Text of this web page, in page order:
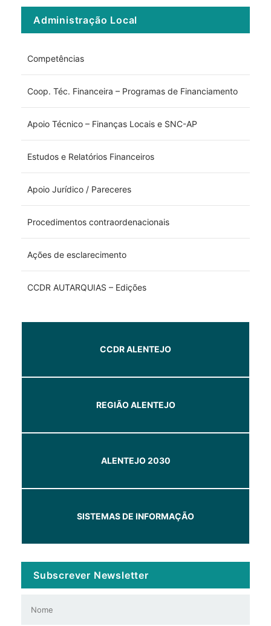
Administração Local
Competências
Coop. Téc. Financeira – Programas de Financiamento
Apoio Técnico – Finanças Locais e SNC-AP
Estudos e Relatórios Financeiros
Apoio Jurídico / Pareceres
Procedimentos contraordenacionais
Ações de esclarecimento
CCDR AUTARQUIAS – Edições
CCDR ALENTEJO
REGIÃO ALENTEJO
ALENTEJO 2030
SISTEMAS DE INFORMAÇÃO
Subscrever Newsletter